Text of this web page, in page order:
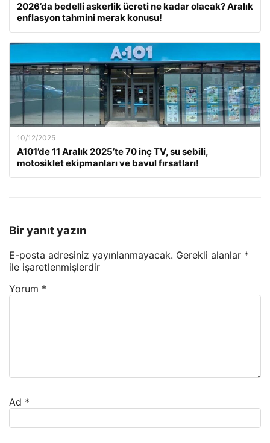
2026’da bedelli askerlik ücreti ne kadar olacak? Aralık
enflasyon tahmini merak konusu!
10/12/2025
A101’de 11 Aralık 2025’te 70 inç TV, su sebili,
motosiklet ekipmanları ve bavul fırsatları!
Bir yanıt yazın
E-posta adresiniz yayınlanmayacak. Gerekli alanlar *
ile işaretlenmişlerdir
Yorum *
Ad *